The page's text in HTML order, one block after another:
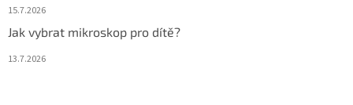
15.7.2026
Jak vybrat mikroskop pro dítě?
13.7.2026